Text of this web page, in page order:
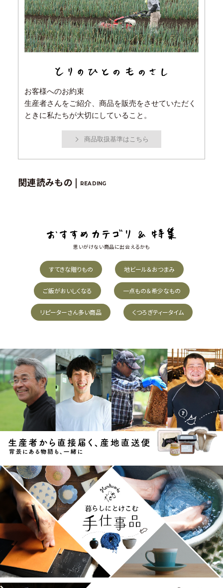
お客様へのお約束
生産者さんをご紹介、商品を販売をさせていただく
ときに私たちが大切にしていること。
商品取扱基準はこちら
関連読みもの | READING
思いがけない商品に出会えるかも
すてきな贈りもの 地ビール＆おつまみ
ご飯がおいしくなる 一点もの＆希少なもの
リピーターさん多い商品 くつろぎティータイム